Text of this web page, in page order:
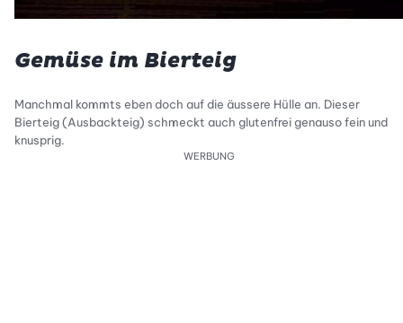
Gemüse im Bierteig
Manchmal kommts eben doch auf die äussere Hülle an. Dieser
Bierteig (Ausbackteig) schmeckt auch glutenfrei genauso fein und
knusprig.
WERBUNG